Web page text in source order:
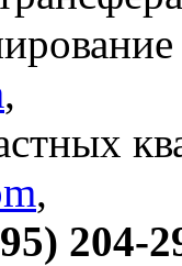
,
,
204-